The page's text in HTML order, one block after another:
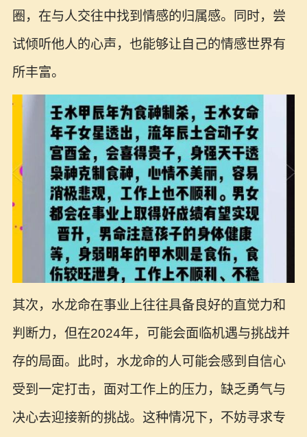
圈，在与人交往中找到情感的归属感。同时，尝
试倾听他人的心声，也能够让自己的情感世界有
所丰富。
其次，水龙命在事业上往往具备良好的直觉力和
判断力，但在2024年，可能会面临机遇与挑战并
存的局面。此时，水龙命的人可能会感到自信心
受到一定打击，面对工作上的压力，缺乏勇气与
决心去迎接新的挑战。这种情况下，不妨寻求专